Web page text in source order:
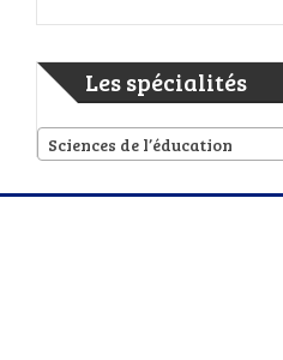
Les spécialités
Sciences de l’éducation